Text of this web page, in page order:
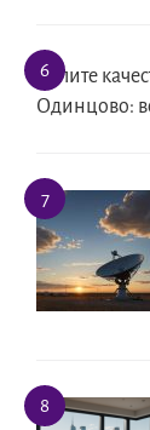
Купите
Одинцово: